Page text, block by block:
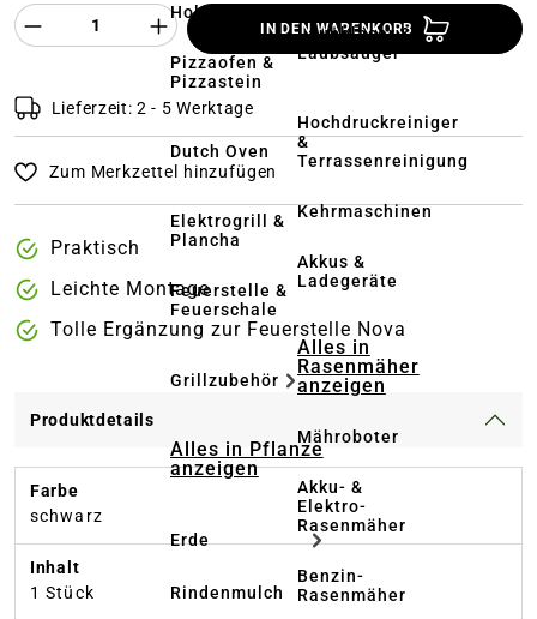
Holzkohlegrill
Pizzaofen &
Pizzastein
Dutch Oven
Elektrogrill &
Plancha
Feuerstelle &
Feuerschale
Grillzubehör
Alles in Pflanze
anzeigen
Erde
Rindenmulch
Laubbläser &
Laubsauger
Hochdruckreiniger
&
Terrassenreinigung
Kehrmaschinen
Akkus &
Ladegeräte
Alles in
Rasenmäher
anzeigen
Mähroboter
Akku- &
Elektro-
Rasenmäher
Benzin-
Rasenmäher
Produkt Anzahl des Produktes
IN DEN WARENKORB
Lieferzeit: 2 - 5 Werktage
Zum Merkzettel hinzufügen
Praktisch
Leichte Montage
Tolle Ergänzung zur Feuerstelle Nova
Produktdetails
Farbe
schwarz
Inhalt
1 Stück